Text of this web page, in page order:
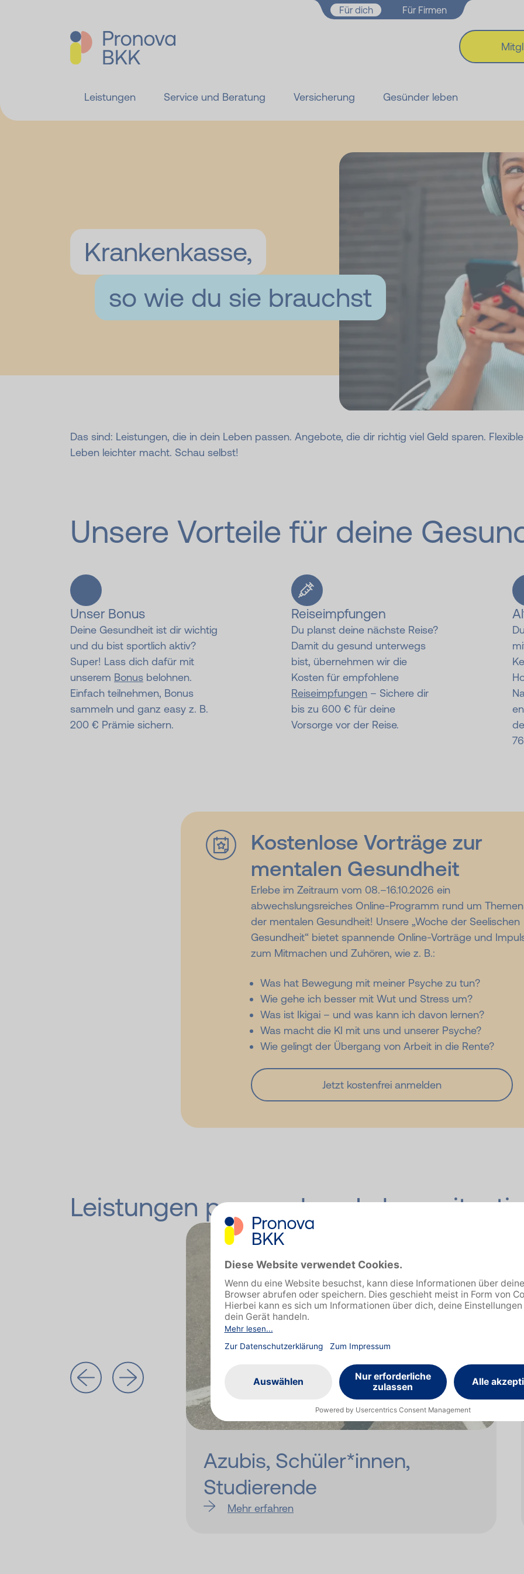
Zum Hauptinhalt springen
Für dich Für Firmen
Leistungen Service und Beratung Versicherung Gesünder leben
Krankenkasse,
so wie du sie brauchst
Das sind: Leistungen, die in dein Leben passen. Angebote, die dir richtig viel Geld sparen.
Leben leichter macht. Schau selbst!
Unsere Vorteile für deine
Unser Bonus
Deine Gesundheit ist dir wichtig
und du bist sportlich aktiv?
Super! Lass dich dafür mit
unserem Bonus belohnen.
Einfach teilnehmen, Bonus
sammeln und ganz easy z. B.
200 € Prämie sichern.
Reiseimpfungen
Du planst deine nächste Reise?
Damit du gesund unterwegs
bist, übernehmen wir die
Kosten für empfohlene
Reiseimpfungen – Sichere dir
bis zu 600 € für deine
Vorsorge vor der Reise.
Kostenlose Vorträge zur
mentalen Gesundheit
Erlebe im Zeitraum vom 08.–16.10.2026 ein
abwechslungsreiches Online-Programm rund um Themen
der mentalen Gesundheit! Unsere „Woche der Seelischen
Gesundheit“ bietet spannende Online-Vorträge und
zum Mitmachen und Zuhören, wie z. B.:
Was hat Bewegung mit meiner Psyche zu tun?
Wie gehe ich besser mit Wut und Stress um?
Was ist Ikigai – und was kann ich davon lernen?
Was macht die KI mit uns und unserer Psyche?
Wie gelingt der Übergang von Arbeit in die Rente?
Jetzt kostenfrei anmelden
Leistungen passend zur
Azubis, Schü­ler*­innen,
Studierende
Mehr erfahren